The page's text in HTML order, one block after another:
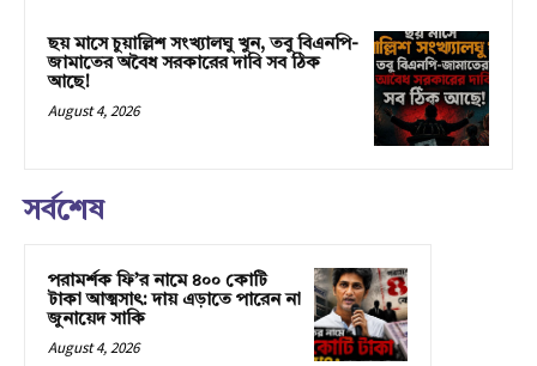
ছয় মাসে চুয়াল্লিশ সংখ্যালঘু খুন, তবু বিএনপি-
জামাতের অবৈধ সরকারের দাবি সব ঠিক
আছে!
August 4, 2026
সর্বশেষ
পরামর্শক ফি’র নামে ৪০০ কোটি
টাকা আত্মসাৎ: দায় এড়াতে পারেন না
জুনায়েদ সাকি
August 4, 2026